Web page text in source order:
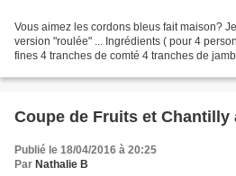
Vous aimez les cordons bleus fait maison?
version "roulée" ... Ingrédients ( pour 4
fines 4 tranches de comté 4 tranches de
Coupe de Fruits et Chantilly
Publié le 18/04/2016 à 20:25
Par Nathalie B